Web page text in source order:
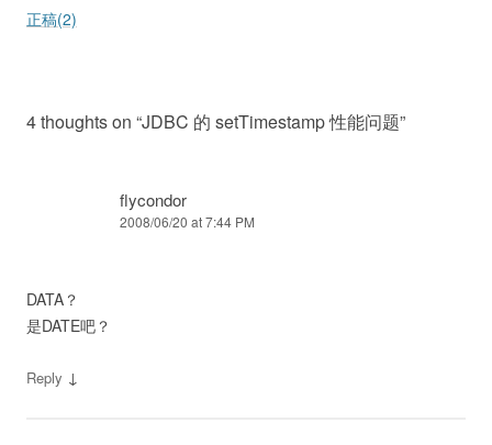
正稿(2)
4 thoughts on “JDBC 的 setTimestamp 性能问题”
flycondor
2008/06/20 at 7:44 PM
DATA？
是DATE吧？
Reply ↓